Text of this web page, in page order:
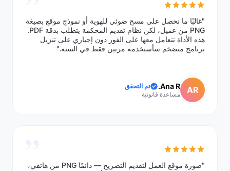
"غالبًا ما نحصل على مسح ضوئي للهوية أو نموذج موقع بصيغة
PNG من عميل، لكن نظام تقديم المحكمة يتطلب بدقة PDF.
هذه الأداة تتعامل معها على الفور دون إجباري على تنزيل
برنامج متضخم سأستخدمه مرتين فقط في السنة."
AR
Ana R.
تم التحقق
مساعدة قانونية
"صورة موقع العمل لتقديم التصريح — دائمًا PNG من هاتفي،